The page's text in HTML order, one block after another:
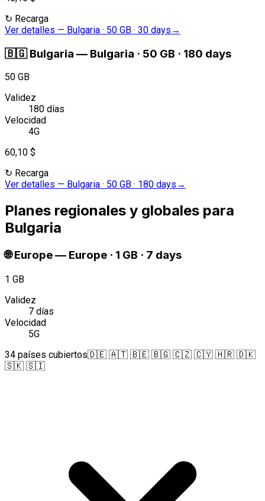
↻ Recarga
Ver detalles — Bulgaria · 50 GB · 30 days →
🇧🇬 Bulgaria — Bulgaria · 50 GB · 180 days
50 GB
Validez
180 días
Velocidad
4G
60,10 $
↻ Recarga
Ver detalles — Bulgaria · 50 GB · 180 days →
Planes regionales y globales para
Bulgaria
🌐 Europe— Europe · 1 GB · 7 days
1 GB
Validez
7 días
Velocidad
5G
34 países cubiertos🇩🇪 🇦🇹 🇧🇪 🇧🇬 🇨🇿 🇨🇾 🇭🇷 🇩🇰
🇸🇰 🇸🇮